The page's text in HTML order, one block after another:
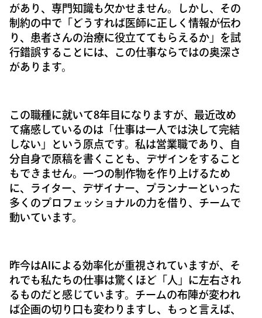
があり、専門知識も欠かせません。しかし、その
制約の中で「どうすれば医師に正しく情報が伝わ
り、患者さんの治療に役立ててもらえるか」を試
行錯誤することには、この仕事ならではの奥深さ
があります。
この職種に就いて8年目になりますが、最近改め
て痛感しているのは「仕事は一人では決して完結
しない」という原点です。私は営業職であり、自
分自身で原稿を書くことも、デザインをすること
もできません。一つの制作物を作り上げるため
に、ライター、デザイナー、プランナーといった
多くのプロフェッショナルの力を借り、チームで
動いています。
昨今はAIによる効率化が重視されていますが、そ
れでも私たちの仕事は驚くほど「人」に左右され
るものだと感じています。チームの布陣が変われ
ば企画の切り口も変わりますし、もっと言えば、